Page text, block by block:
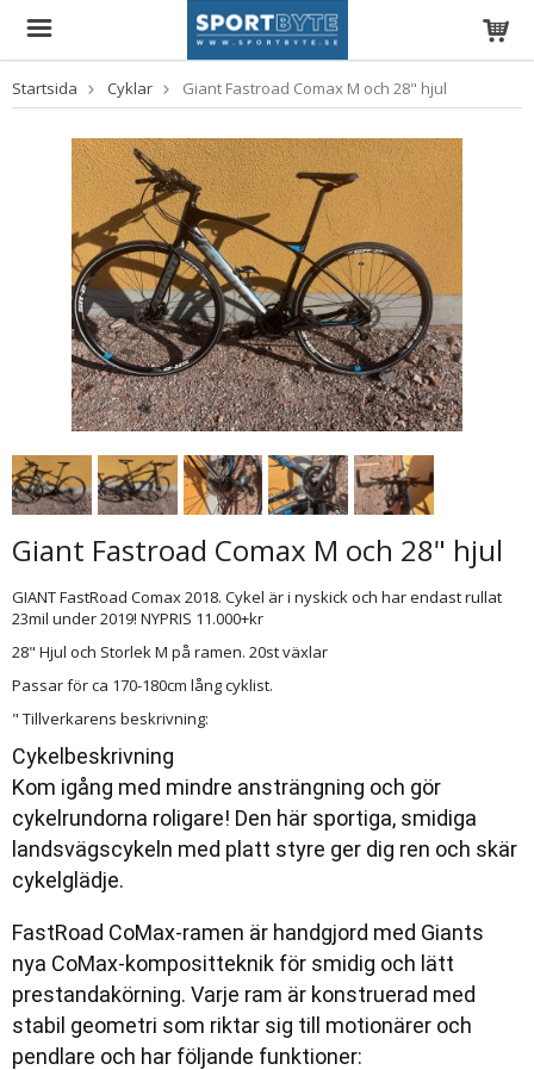
Startsida Cyklar Giant Fastroad Comax M och 28" hjul
Giant Fastroad Comax M och 28" hjul
GIANT FastRoad Comax 2018. Cykel är i nyskick och har endast rullat
23mil under 2019! NYPRIS 11.000+kr
28" Hjul och Storlek M på ramen. 20st växlar
Passar för ca 170-180cm lång cyklist.
" Tillverkarens beskrivning:
Cykelbeskrivning
Kom igång med mindre ansträngning och gör
cykelrundorna roligare! Den här sportiga, smidiga
landsvägscykeln med platt styre ger dig ren och skär
cykelglädje.
FastRoad CoMax-ramen är handgjord med Giants
nya CoMax-kompositteknik för smidig och lätt
prestandakörning. Varje ram är konstruerad med
stabil geometri som riktar sig till motionärer och
pendlare och har följande funktioner: